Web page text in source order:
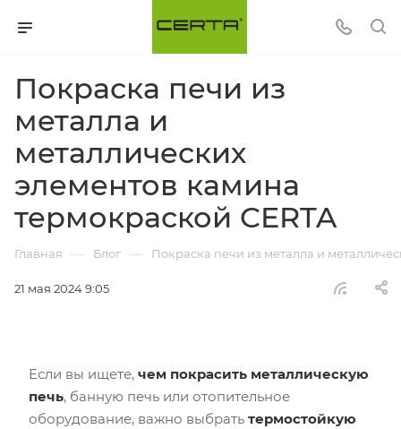
Покраска печи из
металла и
металлических
элементов камина
термокраской CERTA
Главная — Блог — Покраска печи из металла и
21 мая 2024 9:05
Если вы ищете, чем покрасить металлическую
печь, банную печь или отопительное
оборудование, важно выбрать термостойкую